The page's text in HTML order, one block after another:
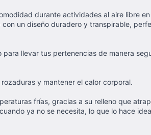
durante actividades al aire libre
con un diseño duradero y transpirable,
llevar tus pertenencias de manera
y mantener el calor corporal.
frías, gracias a su relleno que
ya no se necesita, lo que lo hace